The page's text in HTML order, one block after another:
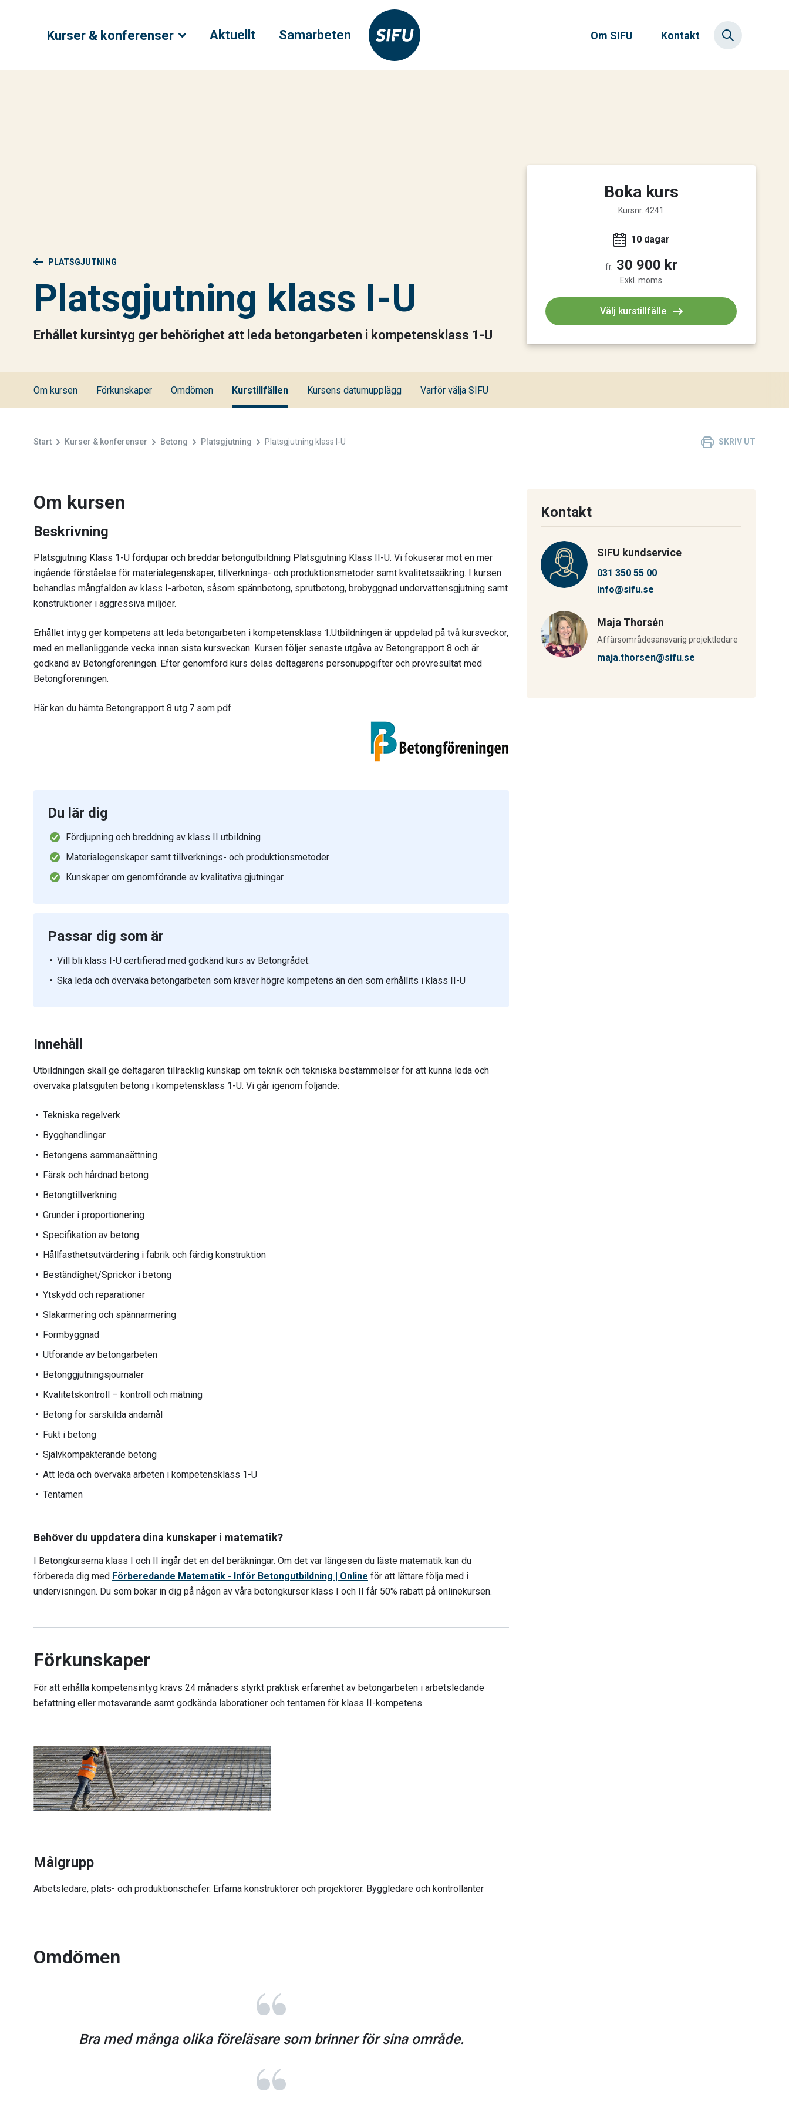
Kurser & konferenser Aktuellt Samarbeten Om SIFU Kontakt
PLATSGJUTNING
Platsgjutning klass I-U
Erhållet kursintyg ger behörighet att leda betongarbeten i kompetensklass 1-U
Boka kurs
Kursnr. 4241
10 dagar
fr. 30 900 kr
Exkl. moms
Välj kurstillfälle
Om kursen Förkunskaper Omdömen Kurstillfällen Kursens datumupplägg Varför välja SIFU
Start Kurser & konferenser Betong Platsgjutning Platsgjutning klass I-U SKRIV UT
Om kursen
Beskrivning
Platsgjutning Klass 1-U fördjupar och breddar betongutbildning Platsgjutning Klass II-U. Vi fokuserar mot en mer
ingående förståelse för materialegenskaper, tillverknings- och produktionsmetoder samt kvalitetssäkring. I kursen
behandlas mångfalden av klass I-arbeten, såsom spännbetong, sprutbetong, brobyggnad undervattensgjutning samt
konstruktioner i aggressiva miljöer.
Erhållet intyg ger kompetens att leda betongarbeten i kompetensklass 1.Utbildningen är uppdelad på två kursveckor,
med en mellanliggande vecka innan sista kursveckan. Kursen följer senaste utgåva av Betongrapport 8 och är
godkänd av Betongföreningen. Efter genomförd kurs delas deltagarens personuppgifter och provresultat med
Betongföreningen.
Här kan du hämta Betongrapport 8 utg.7 som pdf
Du lär dig
Fördjupning och breddning av klass II utbildning
Materialegenskaper samt tillverknings- och produktionsmetoder
Kunskaper om genomförande av kvalitativa gjutningar
Passar dig som är
Vill bli klass I-U certifierad med godkänd kurs av Betongrådet.
Ska leda och övervaka betongarbeten som kräver högre kompetens än den som erhållits i klass II-U
Innehåll
Utbildningen skall ge deltagaren tillräcklig kunskap om teknik och tekniska bestämmelser för att kunna leda och
övervaka platsgjuten betong i kompetensklass 1-U. Vi går igenom följande:
Tekniska regelverk
Bygghandlingar
Betongens sammansättning
Färsk och hårdnad betong
Betongtillverkning
Grunder i proportionering
Specifikation av betong
Hållfasthetsutvärdering i fabrik och färdig konstruktion
Beständighet/Sprickor i betong
Ytskydd och reparationer
Slakarmering och spännarmering
Formbyggnad
Utförande av betongarbeten
Betonggjutningsjournaler
Kvalitetskontroll – kontroll och mätning
Betong för särskilda ändamål
Fukt i betong
Självkompakterande betong
Att leda och övervaka arbeten i kompetensklass 1-U
Tentamen
Behöver du uppdatera dina kunskaper i matematik?
I Betongkurserna klass I och II ingår det en del beräkningar. Om det var längesen du läste matematik kan du
förbereda dig med Förberedande Matematik - Inför Betongutbildning | Online för att lättare följa med i
undervisningen. Du som bokar in dig på någon av våra betongkurser klass I och II får 50% rabatt på onlinekursen.
Förkunskaper
För att erhålla kompetensintyg krävs 24 månaders styrkt praktisk erfarenhet av betongarbeten i arbetsledande
befattning eller motsvarande samt godkända laborationer och tentamen för klass II-kompetens.
Målgrupp
Arbetsledare, plats- och produktionschefer. Erfarna konstruktörer och projektörer. Byggledare och kontrollanter
Omdömen
Bra med många olika föreläsare som brinner för sina område.
Kontakt
SIFU kundservice
031 350 55 00
info@sifu.se
Maja Thorsén
Affärsområdesansvarig projektledare
maja.thorsen@sifu.se